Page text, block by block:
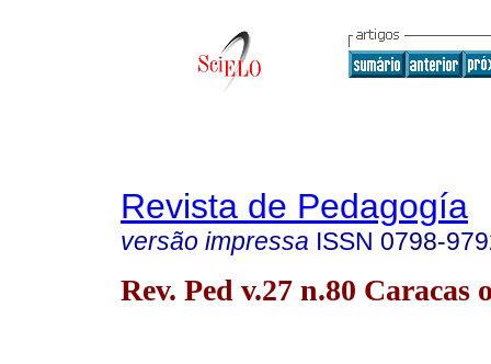
Revista de Pedagogía
versão impressa ISSN 0798-
Rev. Ped v.27 n.80 Caracas